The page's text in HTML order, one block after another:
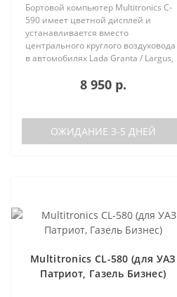
Бортовой компьютер Multitronics C-
590 имеет цветной дисплей и
устанавливается вместо
центрального круглого воздуховода
в автомобилях Lada Granta / Largus,
Nissan Almera, на место
центральной вставки панели
8 950 р.
ОЖИДАНИЕ 3-5 ДНЕЙ
Multitronics CL-580 (для УАЗ
Патриот, Газель Бизнес)